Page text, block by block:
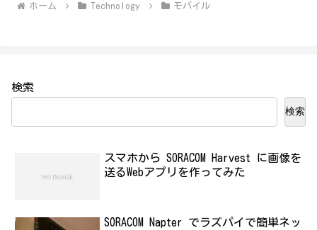
ホーム Technology モバイル
検索
検索
スマホから SORACOM Harvest に画像を
送るWebアプリを作ってみた
SORACOM Napter でラズパイで簡単ネッ